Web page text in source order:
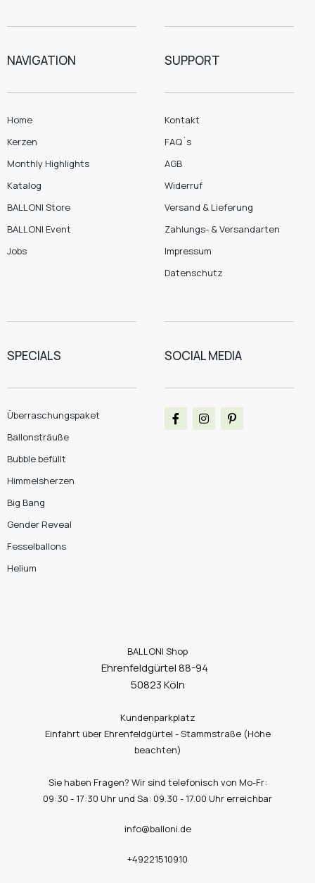
NAVIGATION
Home
Kerzen
Monthly Highlights
Katalog
BALLONI Store
BALLONI Event
Jobs
SUPPORT
Kontakt
FAQ´s
AGB
Widerruf
Versand & Lieferung
Zahlungs- & Versandarten
Impressum
Datenschutz
SPECIALS
Überraschungspaket
Ballonsträuße
Bubble befüllt
Himmelsherzen
Big Bang
Gender Reveal
Fesselballons
Helium
SOCIAL MEDIA
BALLONI Shop
Ehrenfeldgürtel 88-94
50823 Köln
Kundenparkplatz
Einfahrt über Ehrenfeldgürtel - Stammstraße (Höhe
beachten)
Sie haben Fragen? Wir sind telefonisch von Mo-Fr:
09:30 - 17:30 Uhr und Sa: 09.30 - 17.00 Uhr erreichbar
info@balloni.de
+49221510910